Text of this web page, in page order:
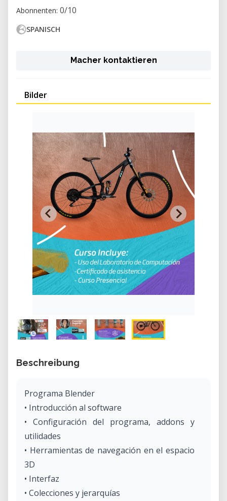
Abonnenten: 0/10
SPANISCH
Macher kontaktieren
Bilder
Beschreibung
Programa Blender
• Introducción al software
• Configuración del programa, addons y
utilidades
• Herramientas de navegación en el espacio
3D
• Interfaz
• Colecciones y jerarquías